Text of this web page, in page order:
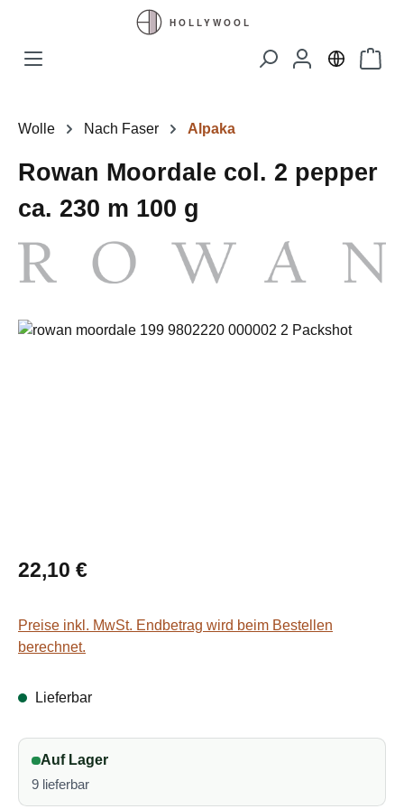
Zum Hauptinhalt springen
Wolle Nach Faser Alpaka
Rowan Moordale col. 2 pepper
ca. 230 m 100 g
Bildergalerie überspringen
Regulärer Preis:
22,10 €
Preise inkl. MwSt. Endbetrag wird beim Bestellen
berechnet.
Lieferbar
Auf Lager
9 lieferbar